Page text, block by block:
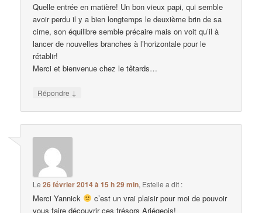
Quelle entrée en matière! Un bon vieux papi, qui semble
avoir perdu il y a bien longtemps le deuxième brin de sa
cime, son équilibre semble précaire mais on voit qu’il à
lancer de nouvelles branches à l’horizontale pour le
rétablir!
Merci et bienvenue chez le têtards…
Répondre ↓
Le26 février 2014 à 15 h 29 min, Estelle a dit :
Merci Yannick
c’est un vrai plaisir pour moi de pouvoir
vous faire découvrir ces trésors Ariégeois!